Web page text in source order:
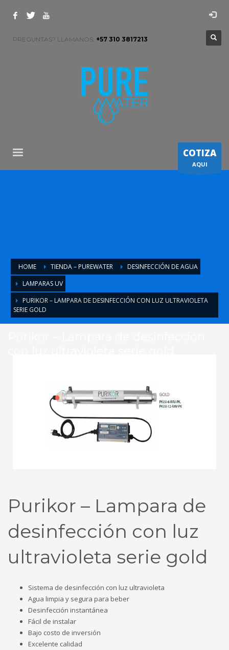
PREGUNTAS? LLAMANOS: +57 310 3817213
COTIZA
AQUI
HOME TIENDA – PUREWATER
DESINFECCIÓN DE AGUA
LAMPARAS UV
PURIKOR – LAMPARA DE DESINFECCIÓN CON LUZ ULTRAVIOLETA
SERIE GOLD
Purikor – Lampara de
desinfección con luz
ultravioleta serie gold
Sistema de desinfección con luz ultravioleta
Agua limpia y segura para beber
Desinfección instantánea
Fácil de instalar
Bajo costo de inversión
Excelente calidad